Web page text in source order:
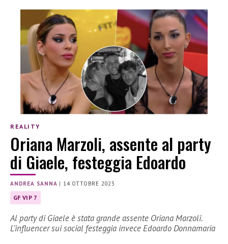
REALITY
Oriana Marzoli, assente al party
di Giaele, festeggia Edoardo
ANDREA SANNA | 14 OTTOBRE 2023
GF VIP 7
Al party di Giaele è stata grande assente Oriana Marzoli.
L’influencer sui social festeggia invece Edoardo Donnamaria